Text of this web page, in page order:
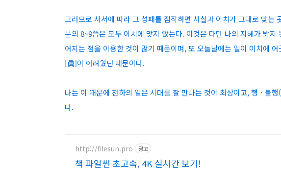
그러므로 사서에 따라 그 성패를 짐작하면 사실과 이치가 그대로 맞는
분의 8~9쯤은 모두 이치에 맞지 않는다. 이것은 다만 나의 지혜가 밝
어지는 점을 이용한 것이 많기 때문이며, 또 오늘날에는 일이 이치에
[眞]이 어려웠던 때문이다.
나는 이 때문에 천하의 일은 시대를 잘 만나는 것이 최상이고, 행ㆍ불
다.
http://filesun.pro 광고
책 파일썬 초고속, 4K 실시간 보기!